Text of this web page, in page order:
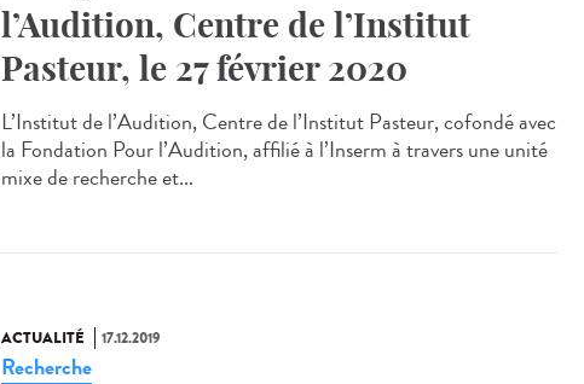
l’Audition, Centre de l’Institut
Pasteur, le 27 février 2020
L’Institut de l’Audition, Centre de l’Institut Pasteur, cofondé avec
la Fondation Pour l’Audition, affilié à l’Inserm à travers une unité
mixe de recherche et...
ACTUALITÉ 17.12.2019
Recherche